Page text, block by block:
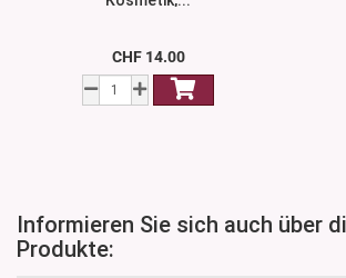
CHF 14.00
Informieren Sie sich auch über
Produkte: